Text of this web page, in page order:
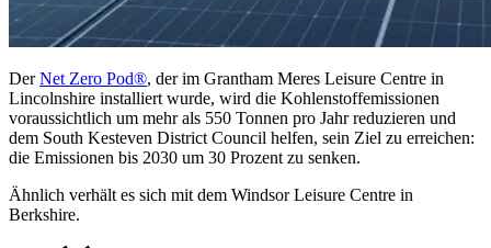
DerNet Zero Pod®, der im Grantham Meres Leisure Centre in
Lincolnshire installiert wurde, wird die Kohlenstoffemissionen
voraussichtlich um mehr als 550 Tonnen pro Jahr reduzieren und
dem South Kesteven District Council helfen, sein Ziel zu erreichen:
die Emissionen bis 2030 um 30 Prozent zu senken.
Ähnlich verhält es sich mit dem Windsor Leisure Centre in
Berkshire.